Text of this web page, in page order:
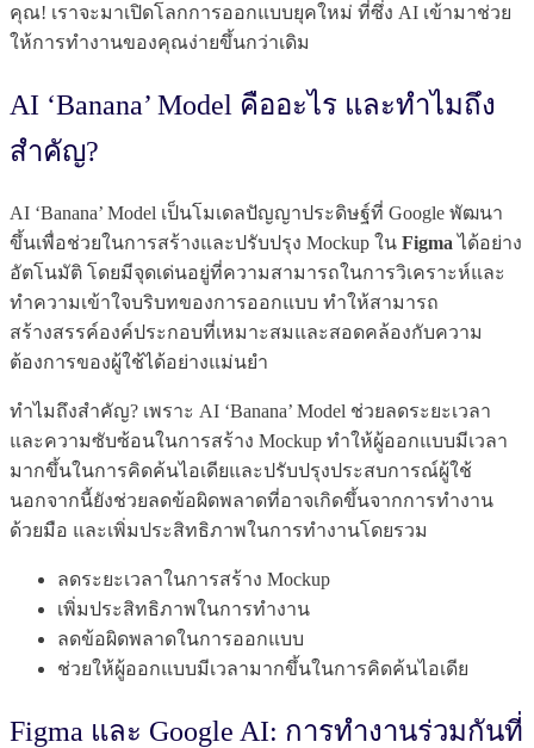
คุณ! เราจะมาเปิดโลกการออกแบบยุคใหม่ ที่ซึ่ง AI เข้ามาช่วย
ให้การทำงานของคุณง่ายขึ้นกว่าเดิม
AI ‘Banana’ Model คืออะไร และทำไมถึง
สำคัญ?
AI ‘Banana’ Model เป็นโมเดลปัญญาประดิษฐ์ที่ Google พัฒนา
ขึ้นเพื่อช่วยในการสร้างและปรับปรุง Mockup ใน Figma ได้อย่าง
อัตโนมัติ โดยมีจุดเด่นอยู่ที่ความสามารถในการวิเคราะห์และ
ทำความเข้าใจบริบทของการออกแบบ ทำให้สามารถ
สร้างสรรค์องค์ประกอบที่เหมาะสมและสอดคล้องกับความ
ต้องการของผู้ใช้ได้อย่างแม่นยำ
ทำไมถึงสำคัญ? เพราะ AI ‘Banana’ Model ช่วยลดระยะเวลา
และความซับซ้อนในการสร้าง Mockup ทำให้ผู้ออกแบบมีเวลา
มากขึ้นในการคิดค้นไอเดียและปรับปรุงประสบการณ์ผู้ใช้
นอกจากนี้ยังช่วยลดข้อผิดพลาดที่อาจเกิดขึ้นจากการทำงาน
ด้วยมือ และเพิ่มประสิทธิภาพในการทำงานโดยรวม
ลดระยะเวลาในการสร้าง Mockup
เพิ่มประสิทธิภาพในการทำงาน
ลดข้อผิดพลาดในการออกแบบ
ช่วยให้ผู้ออกแบบมีเวลามากขึ้นในการคิดค้นไอเดีย
Figma และ Google AI: การทำงานร่วมกันที่